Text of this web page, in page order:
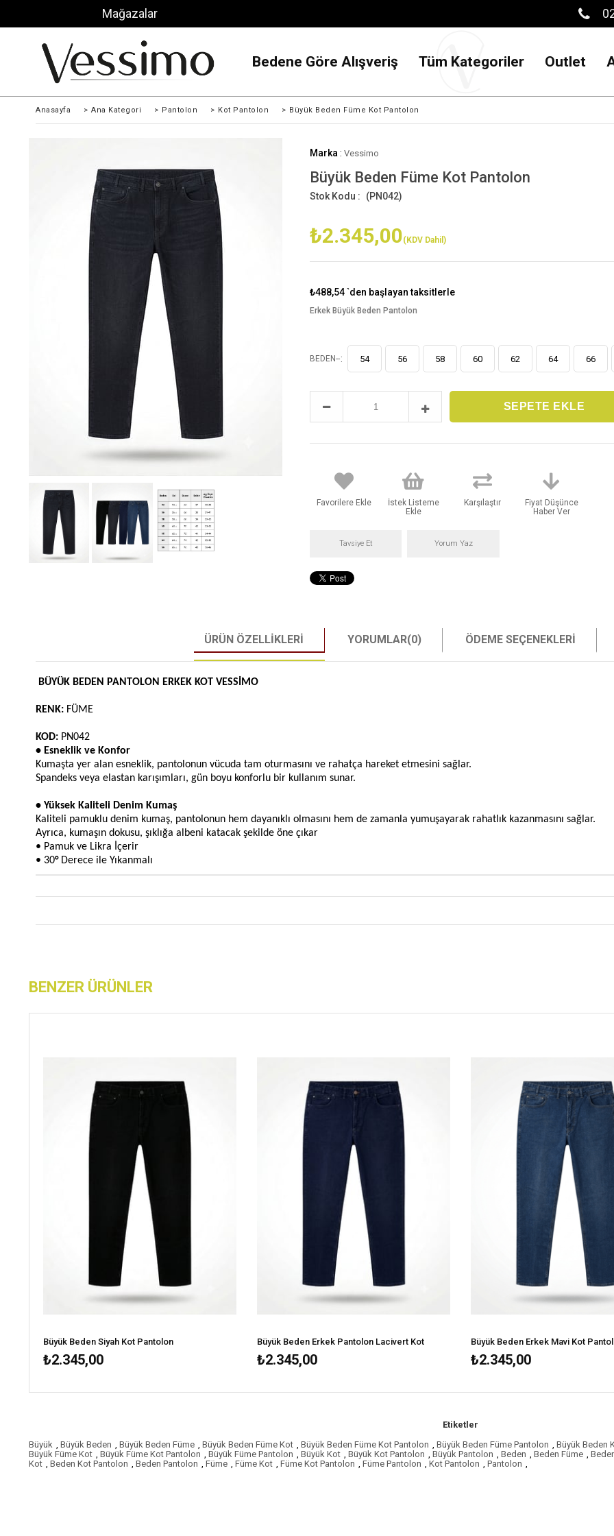
Mağazalar
Bedene Göre Alışveriş Tüm Kategoriler Outlet
Anasayfa > Ana Kategori > Pantolon > Kot Pantolon > Büyük Beden Füme Kot Pantolon
Marka : Vessimo
Büyük Beden Füme Kot Pantolon
(PN042)
₺2.345,00(KDV Dahil)
₺488,54`den başlayan taksitlerle
Erkek Büyük Beden Pantolon
BEDEN--: 54 56 58 60 62 64 66
Favorilere Ekle
İstek Listeme
Ekle
Karşılaştır
Fiyat Düşünce
Haber Ver
Tavsiye Et Yorum Yaz
ÜRÜN ÖZELLIKLERI YORUMLAR(0) ÖDEME SEÇENEKLERI
BÜYÜK BEDEN PANTOLON ERKEK KOT VESSİMO
RENK: FÜME
KOD: PN042
• Esneklik ve Konfor
Kumaşta yer alan esneklik, pantolonun vücuda tam oturmasını ve rahatça hareket etmesini sağlar.
Spandeks veya elastan karışımları, gün boyu konforlu bir kullanım sunar.
• Yüksek Kaliteli Denim Kumaş
Kaliteli pamuklu denim kumaş, pantolonun hem dayanıklı olmasını hem de zamanla yumuşayarak rahatlık kazanmasını sağlar.
Ayrıca, kumaşın dokusu, şıklığa albeni katacak şekilde öne çıkar
• Pamuk ve Likra İçerir
• 30°Derece ile Yıkanmalı
BENZER ÜRÜNLER
Büyük Beden Siyah Kot Pantolon
₺2.345,00
Büyük Beden Erkek Pantolon Lacivert Kot
₺2.345,00
Büyük Beden Erkek Mavi Kot
₺2.345,00
Etiketler
Büyük , Büyük Beden , Büyük Beden Füme , Büyük Beden Füme Kot , Büyük Beden Füme Kot Pantolon , Büyük Beden Füme Pantolon , Büyük Beden
Büyük Füme Kot , Büyük Füme Kot Pantolon , Büyük Füme Pantolon , Büyük Kot , Büyük Kot Pantolon , Büyük Pantolon , Beden , Beden Füme ,
Kot , Beden Kot Pantolon , Beden Pantolon , Füme , Füme Kot , Füme Kot Pantolon , Füme Pantolon , Kot Pantolon , Pantolon ,